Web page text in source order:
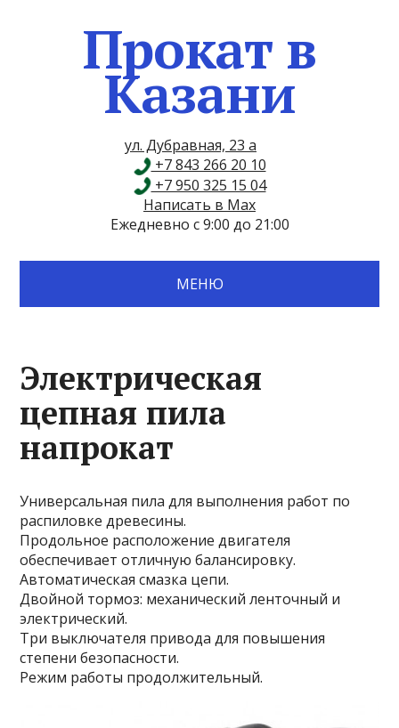
Прокат в
Казани
ул. Дубравная, 23 а
+7 843 266 20 10
+7 950 325 15 04
Написать в Max
Ежедневно с 9:00 до 21:00
МЕНЮ
Электрическая
цепная пила
напрокат
Универсальная пила для выполнения работ по
распиловке древесины.
Продольное расположение двигателя
обеспечивает отличную балансировку.
Автоматическая смазка цепи.
Двойной тормоз: механический ленточный и
электрический.
Три выключателя привода для повышения
степени безопасности.
Режим работы продолжительный.